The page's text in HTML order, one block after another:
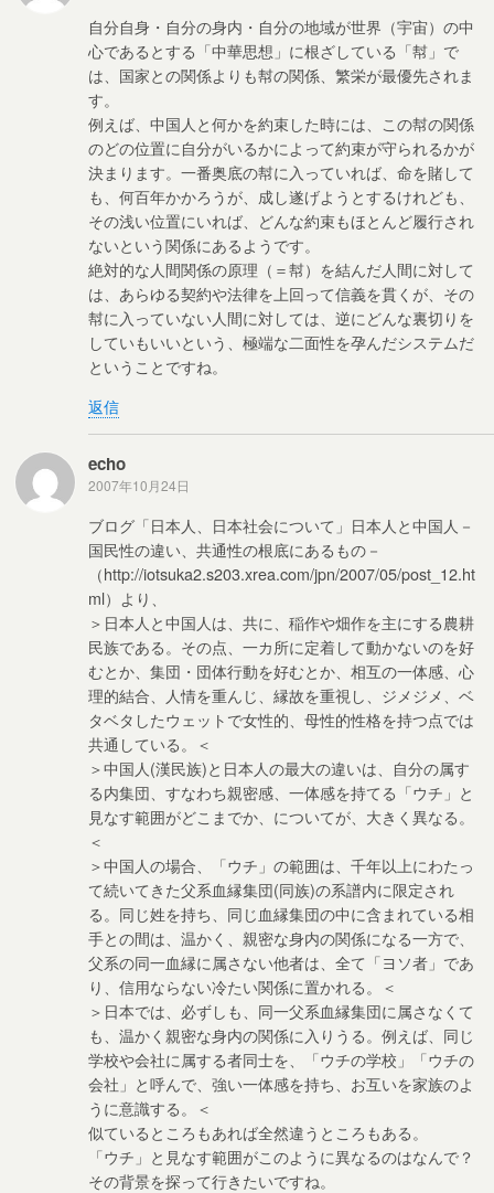
自分自身・自分の身内・自分の地域が世界（宇宙）の中
心であるとする「中華思想」に根ざしている「幇」で
は、国家との関係よりも幇の関係、繁栄が最優先されま
す。
例えば、中国人と何かを約束した時には、この幇の関係
のどの位置に自分がいるかによって約束が守られるかが
決まります。一番奥底の幇に入っていれば、命を賭して
も、何百年かかろうが、成し遂げようとするけれども、
その浅い位置にいれば、どんな約束もほとんど履行され
ないという関係にあるようです。
絶対的な人間関係の原理（＝幇）を結んだ人間に対して
は、あらゆる契約や法律を上回って信義を貫くが、その
幇に入っていない人間に対しては、逆にどんな裏切りを
していもいいという、極端な二面性を孕んだシステムだ
ということですね。
返信
echo
2007年10月24日
ブログ「日本人、日本社会について」日本人と中国人－
国民性の違い、共通性の根底にあるもの－
（http://iotsuka2.s203.xrea.com/jpn/2007/05/post_12.ht
ml）より、
＞日本人と中国人は、共に、稲作や畑作を主にする農耕
民族である。その点、一カ所に定着して動かないのを好
むとか、集団・団体行動を好むとか、相互の一体感、心
理的結合、人情を重んじ、縁故を重視し、ジメジメ、ベ
タベタしたウェットで女性的、母性的性格を持つ点では
共通している。＜
＞中国人(漢民族)と日本人の最大の違いは、自分の属す
る内集団、すなわち親密感、一体感を持てる「ウチ」と
見なす範囲がどこまでか、についてが、大きく異なる。
＜
＞中国人の場合、「ウチ」の範囲は、千年以上にわたっ
て続いてきた父系血縁集団(同族)の系譜内に限定され
る。同じ姓を持ち、同じ血縁集団の中に含まれている相
手との間は、温かく、親密な身内の関係になる一方で、
父系の同一血縁に属さない他者は、全て「ヨソ者」であ
り、信用ならない冷たい関係に置かれる。＜
＞日本では、必ずしも、同一父系血縁集団に属さなくて
も、温かく親密な身内の関係に入りうる。例えば、同じ
学校や会社に属する者同士を、「ウチの学校」「ウチの
会社」と呼んで、強い一体感を持ち、お互いを家族のよ
うに意識する。＜
似ているところもあれば全然違うところもある。
「ウチ」と見なす範囲がこのように異なるのはなんで？
その背景を探って行きたいですね。